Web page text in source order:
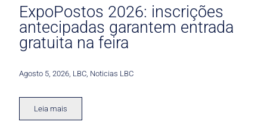
ExpoPostos 2026: inscrições
antecipadas garantem entrada
gratuita na feira
Agosto 5, 2026 LBC Noticias LBC
Leia mais